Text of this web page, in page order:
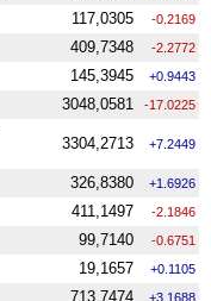
117,0305 -0.2169
409,7348 -2.2772
145,3945 +0.9443
3048,0581 -17.0225
3304,2713 +7.2449
326,8380 +1.6926
411,1497 -2.1846
99,7140 -0.6751
19,1657 +0.1105
713,7474 +3.1688